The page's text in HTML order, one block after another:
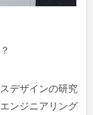
デザインの研究
ンジニアリング